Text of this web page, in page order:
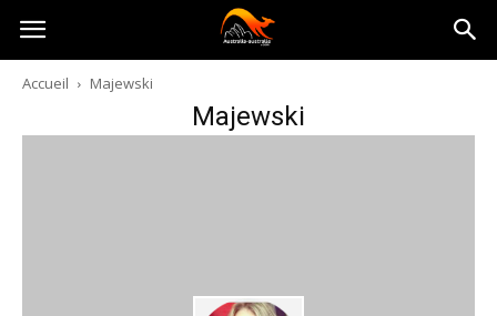
Australia-
australie.com
Accueil Majewski
Majewski